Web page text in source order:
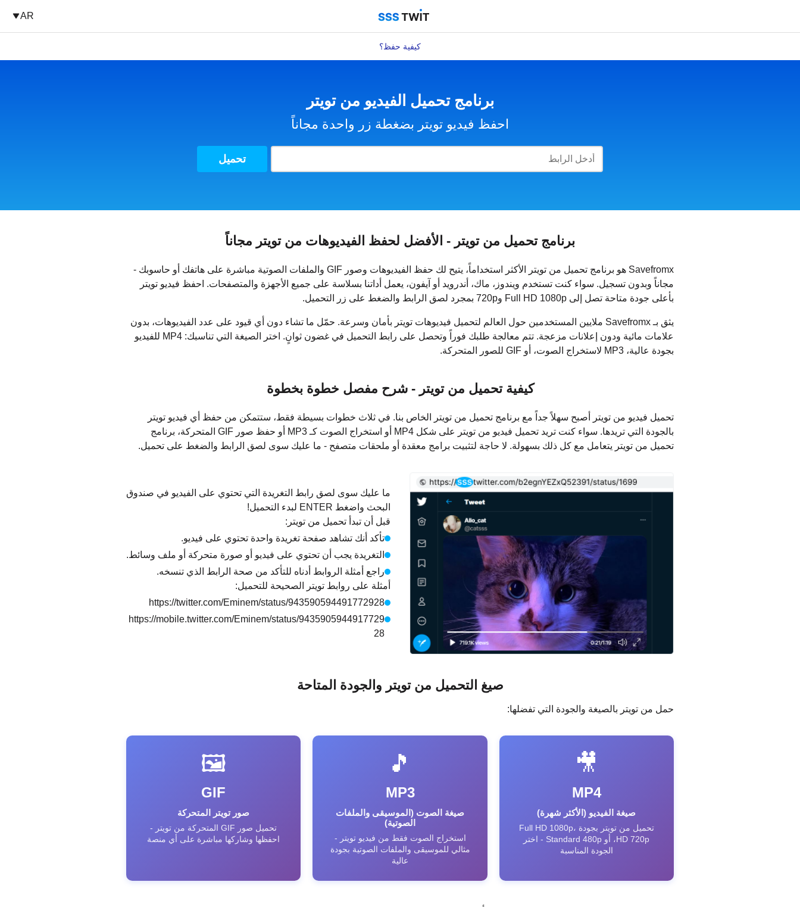
AR
كيفية حفظ؟
برنامج تحميل الفيديو من تويتر
احفظ فيديو تويتر بضغطة زر واحدة مجاناً
تحميل
برنامج تحميل من تويتر - الأفضل لحفظ الفيديوهات من تويتر مجاناً
Savefromx هو برنامج تحميل من تويتر الأكثر استخداماً، يتيح لك حفظ الفيديوهات وصور GIF والملفات الصوتية مباشرة على هاتفك أو حاسوبك -
مجاناً وبدون تسجيل. سواء كنت تستخدم ويندوز، ماك، أندرويد أو آيفون، يعمل أداتنا بسلاسة على جميع الأجهزة والمتصفحات. احفظ فيديو تويتر
بأعلى جودة متاحة تصل إلى Full HD 1080p و720p بمجرد لصق الرابط والضغط على زر التحميل.
يثق بـ Savefromx ملايين المستخدمين حول العالم لتحميل فيديوهات تويتر بأمان وسرعة. حمّل ما تشاء دون أي قيود على عدد الفيديوهات، بدون
علامات مائية ودون إعلانات مزعجة. تتم معالجة طلبك فوراً وتحصل على رابط التحميل في غضون ثوانٍ. اختر الصيغة التي تناسبك: MP4 للفيديو
بجودة عالية، MP3 لاستخراج الصوت، أو GIF للصور المتحركة.
كيفية تحميل من تويتر - شرح مفصل خطوة بخطوة
تحميل فيديو من تويتر أصبح سهلاً جداً مع برنامج تحميل من تويتر الخاص بنا. في ثلاث خطوات بسيطة فقط، ستتمكن من حفظ أي فيديو تويتر
بالجودة التي تريدها. سواء كنت تريد تحميل فيديو من تويتر على شكل MP4 أو استخراج الصوت كـ MP3 أو حفظ صور GIF المتحركة، برنامج
تحميل من تويتر يتعامل مع كل ذلك بسهولة. لا حاجة لتثبيت برامج معقدة أو ملحقات متصفح - ما عليك سوى لصق الرابط والضغط على تحميل.
ما عليك سوى لصق رابط التغريدة التي تحتوي على الفيديو في صندوق
البحث واضغط ENTER لبدء التحميل!
قبل أن تبدأ تحميل من تويتر:
تأكد أنك تشاهد صفحة تغريدة واحدة تحتوي على فيديو.
التغريدة يجب أن تحتوي على فيديو أو صورة متحركة أو ملف وسائط.
راجع أمثلة الروابط أدناه للتأكد من صحة الرابط الذي تنسخه.
أمثلة على روابط تويتر الصحيحة للتحميل:
https://twitter.com/Eminem/status/943590594491772928
https://mobile.twitter.com/Eminem/status/9435905944917729
28
صيغ التحميل من تويتر والجودة المتاحة
حمل من تويتر بالصيغة والجودة التي تفضلها:
🎥
MP4
صيغة الفيديو (الأكثر شهرة)
تحميل من تويتر بجودة Full HD 1080p،
HD 720p، أو Standard 480p - اختر
الجودة المناسبة
🎵
MP3
صيغة الصوت (الموسيقى والملفات
الصوتية)
استخراج الصوت فقط من فيديو تويتر -
مثالي للموسيقى والملفات الصوتية بجودة
عالية
🖼️
GIF
صور تويتر المتحركة
تحميل صور GIF المتحركة من تويتر -
احفظها وشاركها مباشرة على أي منصة